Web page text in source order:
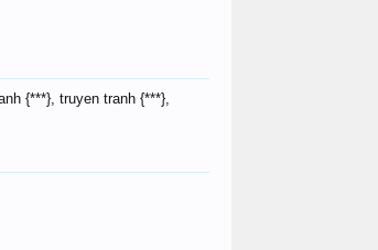
{***}, truyen tranh {***},